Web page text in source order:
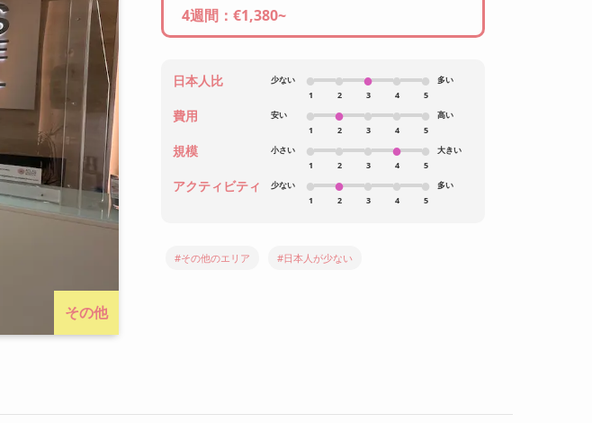
その他
4週間：€1,380~
日本人比
少ない
1
2 3 4 5
多い
費用
安い
1
2 3 4 5
高い
規模
小さい
1
2 3 4 5
大きい
アクティビティ
少ない
1
2 3 4 5
多い
#その他のエリア #日本人が少ない